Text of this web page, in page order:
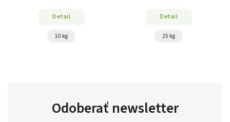
Detail
10 kg
Detail
25 kg
Odoberať newsletter